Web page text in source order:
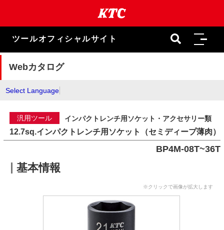
ま
キ
ツールオフィシャルサイト
Webカタログ
Select Language
汎用ツール インパクトレンチ用ソケット・アクセサリー類
12.7sq.インパクトレンチ用ソケット（セミディープ薄肉）
BP4M-08T~36T
基本情報
※クリックで画像が拡大します